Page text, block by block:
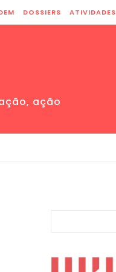
DOSSIERS ATIVIDADES
ação